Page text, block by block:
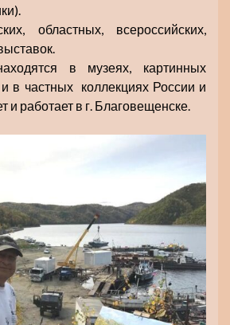
областных, всероссийских,
в музеях, картинных
в частных коллекциях России и
и работает в г. Благовещенске.